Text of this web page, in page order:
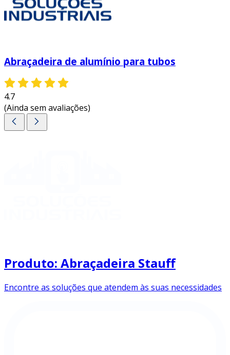
Abraçadeira de alumínio para tubos
4.7
(Ainda sem avaliações)
Produto: Abraçadeira Stauff
Encontre as soluções que atendem às suas necessidades